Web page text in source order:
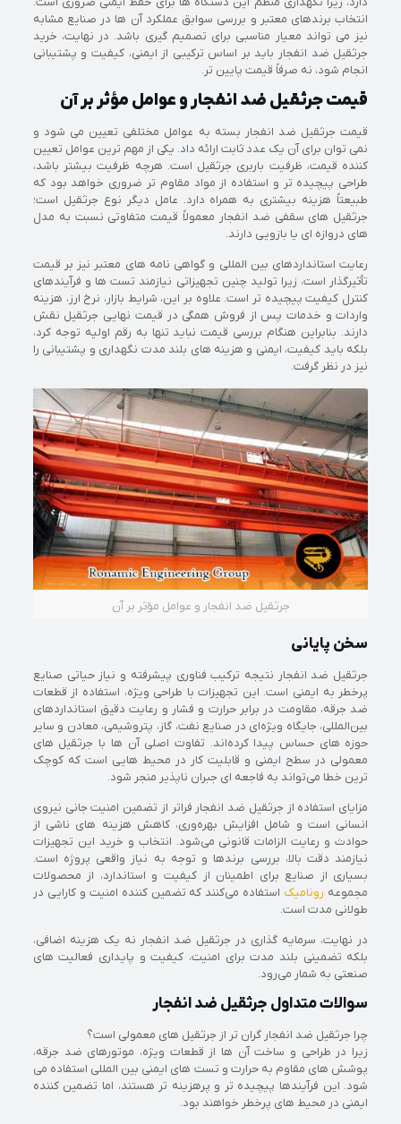
انتخاب برندهای معتبر و بررسی سوابق عملکرد آن ها در صنایع مشابه
نیز می تواند معیار مناسبی برای تصمیم گیری باشد. در نهایت، خرید
جرثقیل ضد انفجار باید بر اساس ترکیبی از ایمنی، کیفیت و پشتیبانی
انجام شود، نه صرفاً قیمت پایین تر.
قیمت جرثقیل ضد انفجار و عوامل مؤثر بر آن
قیمت جرثقیل ضد انفجار بسته به عوامل مختلفی تعیین می شود و
نمی توان برای آن یک عدد ثابت ارائه داد. یکی از مهم ترین عوامل تعیین
کننده قیمت، ظرفیت باربری جرثقیل است. هرچه ظرفیت بیشتر باشد،
طراحی پیچیده تر و استفاده از مواد مقاوم تر ضروری خواهد بود که
طبیعتاً هزینه بیشتری به همراه دارد. عامل دیگر نوع جرثقیل است؛
جرثقیل های سقفی ضد انفجار معمولاً قیمت متفاوتی نسبت به مدل
های دروازه ای یا بازویی دارند.
رعایت استانداردهای بین المللی و گواهی نامه های معتبر نیز بر قیمت
تأثیرگذار است، زیرا تولید چنین تجهیزاتی نیازمند تست ها و فرآیندهای
کنترل کیفیت پیچیده تر است. علاوه بر این، شرایط بازار، نرخ ارز، هزینه
واردات و خدمات پس از فروش همگی در قیمت نهایی جرثقیل نقش
دارند. بنابراین هنگام بررسی قیمت نباید تنها به رقم اولیه توجه کرد،
بلکه باید کیفیت، ایمنی و هزینه های بلند مدت نگهداری و پشتیبانی را
نیز در نظر گرفت.
جرثقیل ضد انفجار و عوامل مؤثر بر آن
سخن پایانی
جرثقیل ضد انفجار نتیجه ترکیب فناوری پیشرفته و نیاز حیاتی صنایع
پرخطر به ایمنی است. این تجهیزات با طراحی ویژه، استفاده از قطعات
ضد جرقه، مقاومت در برابر حرارت و فشار و رعایت دقیق استانداردهای
بین‌المللی، جایگاه ویژه‌ای در صنایع نفت، گاز، پتروشیمی، معادن و سایر
حوزه‌ های حساس پیدا کرده‌اند. تفاوت اصلی آن‌ ها با جرثقیل‌ های
معمولی در سطح ایمنی و قابلیت کار در محیط‌ هایی است که کوچک‌
ترین خطا می‌تواند به فاجعه‌ ای جبران‌ ناپذیر منجر شود.
مزایای استفاده از جرثقیل ضد انفجار فراتر از تضمین امنیت جانی نیروی
انسانی است و شامل افزایش بهره‌وری، کاهش هزینه‌ های ناشی از
حوادث و رعایت الزامات قانونی می‌شود. انتخاب و خرید این تجهیزات
نیازمند دقت بالا، بررسی برندها و توجه به نیاز واقعی پروژه است.
بسیاری از صنایع برای اطمینان از کیفیت و استاندارد، از محصولات
مجموعه رونامیک استفاده می‌کنند که تضمین‌ کننده امنیت و کارایی در
طولانی‌ مدت است.
در نهایت، سرمایه‌ گذاری در جرثقیل ضد انفجار نه یک هزینه اضافی،
بلکه تضمینی بلند مدت برای امنیت، کیفیت و پایداری فعالیت‌ های
صنعتی به شمار می‌رود.
سوالات متداول جرثقیل ضد انفجار
چرا جرثقیل ضد انفجار گران تر از جرثقیل های معمولی است؟
زیرا در طراحی و ساخت آن ها از قطعات ویژه، موتورهای ضد جرقه،
پوشش های مقاوم به حرارت و تست های ایمنی بین المللی استفاده می
شود. این فرآیندها پیچیده تر و پرهزینه تر هستند، اما تضمین کننده
ایمنی در محیط های پرخطر خواهند بود.